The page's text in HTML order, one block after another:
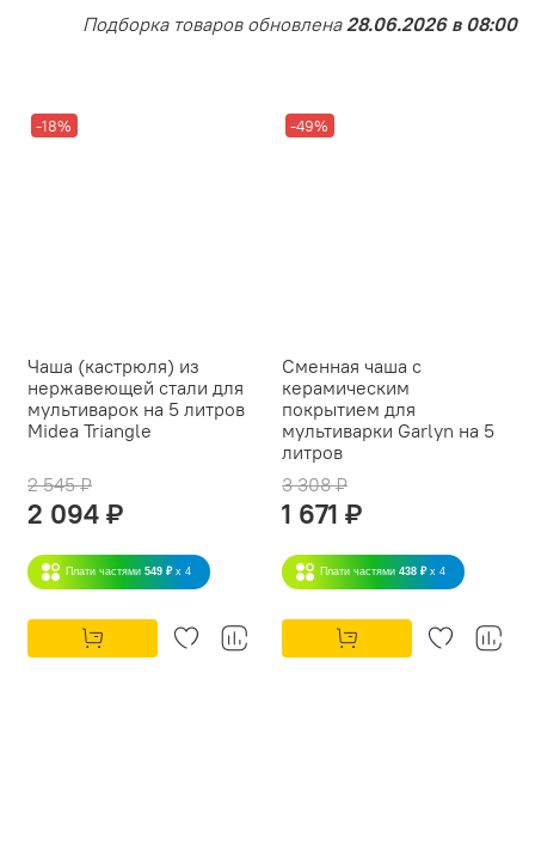
Подборка товаров обновлена 28.06.2026 в 08:00
-18%
Чаша (кастрюля) из
нержавеющей стали для
мультиварок на 5 литров
Midea Triangle
2 545 ₽
2 094 ₽
Плати частями 549 ₽ x 4
-49%
Сменная чаша с
керамическим
покрытием для
мультиварки Garlyn на 5
литров
3 308 ₽
1 671 ₽
Плати частями 438 ₽ x 4